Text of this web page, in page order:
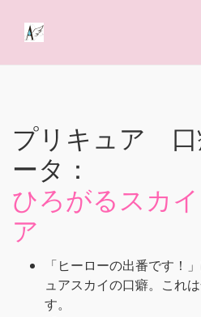
プリキュア 口
ータ：
ひろがるスカ
ア
「ヒーローの出番です！
ュアスカイの口癖。これ
す。